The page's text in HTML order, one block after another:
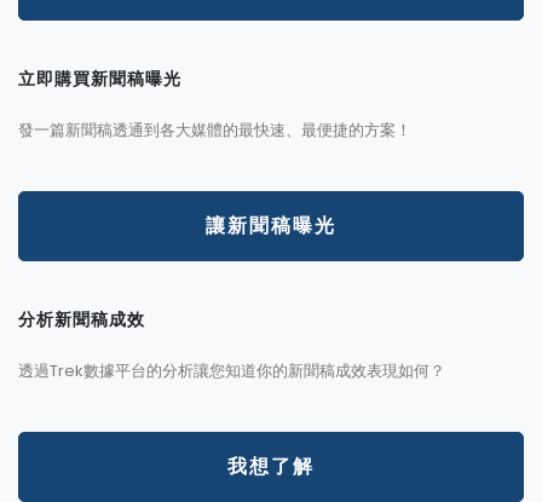
立即購買新聞稿曝光
發一篇新聞稿透通到各大媒體的最快速、最便捷的方案！
讓新聞稿曝光
分析新聞稿成效
透過Trek數據平台的分析讓您知道你的新聞稿成效表現如何？
我想了解